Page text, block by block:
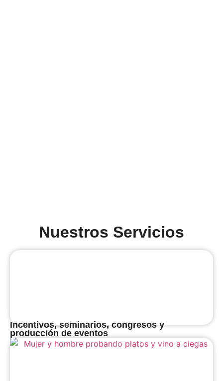
Nuestros Servicios
Incentivos, seminarios, congresos y
producción de eventos